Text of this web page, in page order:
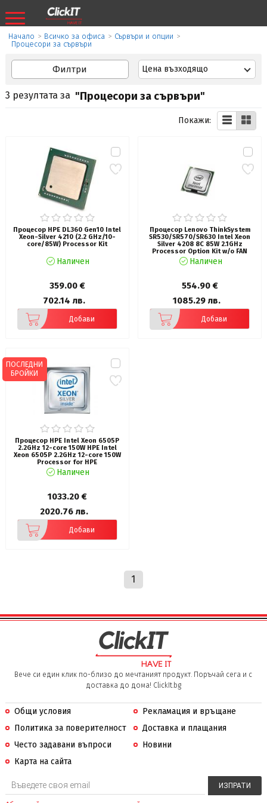
Начало > Всичко за офиса > Сървъри и опции >
Процесори за сървъри
Филтри Цена възходящо
3 резултата за "Процесори за сървъри"
Покажи:
Процесор HPE DL360 Gen10 Intel
Xeon-Silver 4210 (2.2 GHz/10-
core/85W) Processor Kit
Наличен
359.00 €
702.14 лв.
Добави
Процесор Lenovo ThinkSystem
SR530/SR570/SR630 Intel Xeon
Silver 4208 8C 85W 2.1GHz
Processor Option Kit w/o FAN
Наличен
554.90 €
1085.29 лв.
Добави
Процесор HPE Intel Xeon 6505P
2.2GHz 12-core 150W HPE Intel
Xeon 6505P 2.2GHz 12-core 150W
Processor for HPE
Наличен
1033.20 €
2020.76 лв.
Добави
ПОСЛЕДНИ
БРОЙКИ
1
Вече си един клик по-близо до мечтаният продукт. Поръчай сега и с
доставка до дома! ClickIt.bg
Общи условия
Рекламация и връщане
Политика за поверителност
Доставка и плащания
Често задавани въпроси
Новини
Карта на сайта